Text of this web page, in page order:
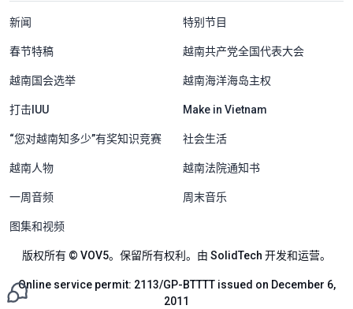
Menu footer tiếng Trung Quốc
新闻 特别节目
春节特稿 越南共产党全国代表大会
越南国会选举 越南海洋海岛主权
打击IUU Make in Vietnam
“您对越南知多少”有奖知识竞赛 社会生活
越南人物 越南法院通知书
一周音频 周末音乐
图集和视频
版权所有 © VOV5。保留所有权利。由 SolidTech 开发和运营。
Online service permit: 2113/GP-BTTTT issued on December 6,
2011